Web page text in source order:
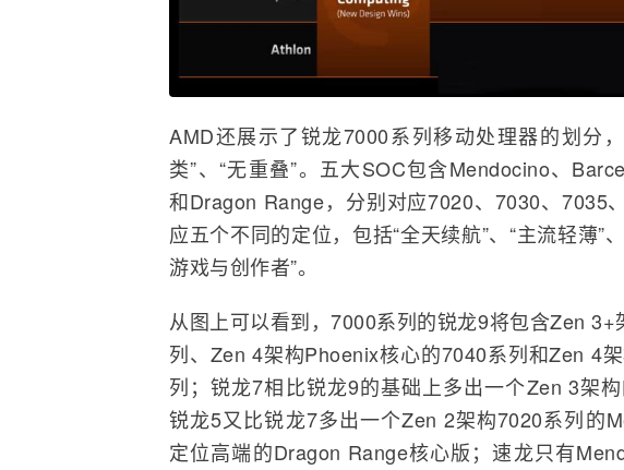
AMD还展示了锐龙7000系列移动处理器的划分
类”、“无重叠”。五大SOC包含Mendocino、
和Dragon Range，分别对应7020、7030、7035
应五个不同的定位，包括“全天续航”、“主流轻薄”
游戏与创作者”。
从图上可以看到，7000系列的锐龙9将包含Zen
列、Zen 4架构Phoenix核心的7040系列和Zen 4
列；锐龙7相比锐龙9的基础上多出一个Zen 3架
锐龙5又比锐龙7多出一个Zen 2架构7020系列的
定位高端的Dragon Range核心版；速龙只有